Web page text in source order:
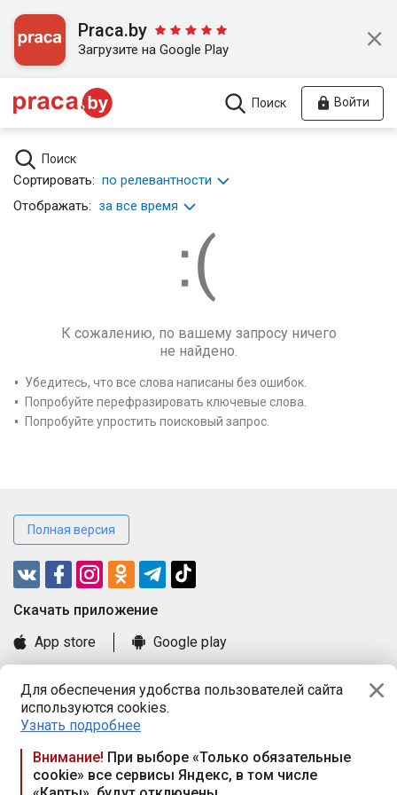
Для обеспечения удобства пользователей сайта
используются cookies.
Узнать подробнее
Внимание! При выборе «Только обязательные
cookie» все сервисы Яндекс, в том числе
Praca.by
Загрузите на Google Play
Поиск Войти
Поиск
Сортировать: по релевантности
Отображать: за все время
К сожалению, по вашему запросу ничего
не найдено.
Убедитесь, что все слова написаны без ошибок.
Попробуйте перефразировать ключевые слова.
Попробуйте упростить поисковый запрос.
Полная версия
Cкачать приложение
App store
Google play
Книга замечаний и предложений
Правила и документы
Praca.by © 2000—2026, ООО «ПРАЦА БАЙ»
Республика Беларусь, 220114, г. Минск, пр-т Независимости
117а, пом. № 9.